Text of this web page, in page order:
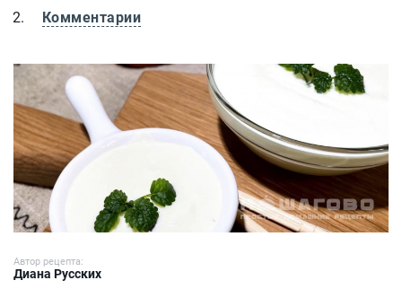
Комментарии
Низкокалорийный майонез без лимона в домашних
Автор рецепта:
Диана Русских